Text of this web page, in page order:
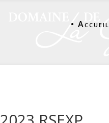
• Accueil